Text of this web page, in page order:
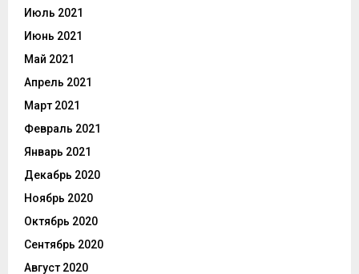
Июль 2021
Июнь 2021
Май 2021
Апрель 2021
Март 2021
Февраль 2021
Январь 2021
Декабрь 2020
Ноябрь 2020
Октябрь 2020
Сентябрь 2020
Август 2020